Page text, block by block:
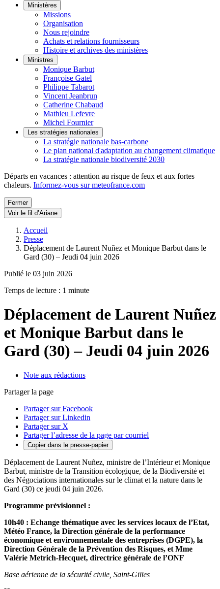
Ministères
Missions
Organisation
Nous rejoindre
Achats et relations fournisseurs
Histoire et archives des ministères
Ministres
Monique Barbut
Françoise Gatel
Philippe Tabarot
Vincent Jeanbrun
Catherine Chabaud
Mathieu Lefevre
Michel Fournier
Les stratégies nationales
La stratégie nationale bas-carbone
Le plan national d'adaptation au changement climatique
La stratégie nationale biodiversité 2030
Départs en vacances : attention au risque de feux et aux fortes
chaleurs. Informez-vous sur meteofrance.com
Fermer
Voir le fil d’Ariane
Accueil
Presse
Déplacement de Laurent Nuñez et Monique Barbut dans le
Gard (30) – Jeudi 04 juin 2026
Publié le 03 juin 2026
Temps de lecture : 1 minute
Déplacement de Laurent Nuñez
et Monique Barbut dans le
Gard (30) – Jeudi 04 juin 2026
Note aux rédactions
Partager la page
Partager sur Facebook
Partager sur Linkedin
Partager sur X
Partager l’adresse de la page par courriel
Copier dans le presse-papier
Déplacement de Laurent Nuñez, ministre de l’Intérieur et Monique
Barbut, ministre de la Transition ėcologique, de la Biodiversitė et
des Négociations internationales sur le climat et la nature dans le
Gard (30) ce jeudi 04 juin 2026.
Programme prévisionnel :
10h40 : Echange thématique avec les services locaux de l’Etat,
Météo France, la Direction générale de la performance
économique et environnementale des entreprises (DGPE), la
Direction Générale de la Prévention des Risques, et Mme
Valérie Metrich-Hecquet, directrice générale de l’ONF
Base aérienne de la sécurité civile, Saint-Gilles